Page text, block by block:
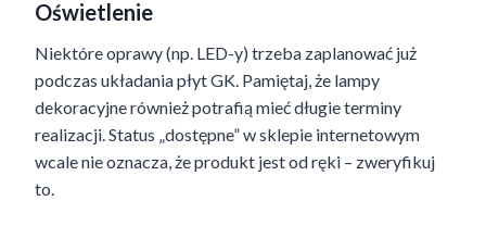
Oświetlenie
Niektóre oprawy (np. LED-y) trzeba zaplanować już
podczas układania płyt GK. Pamiętaj, że lampy
dekoracyjne również potrafią mieć długie terminy
realizacji. Status „dostępne” w sklepie internetowym
wcale nie oznacza, że produkt jest od ręki – zweryfikuj
to.